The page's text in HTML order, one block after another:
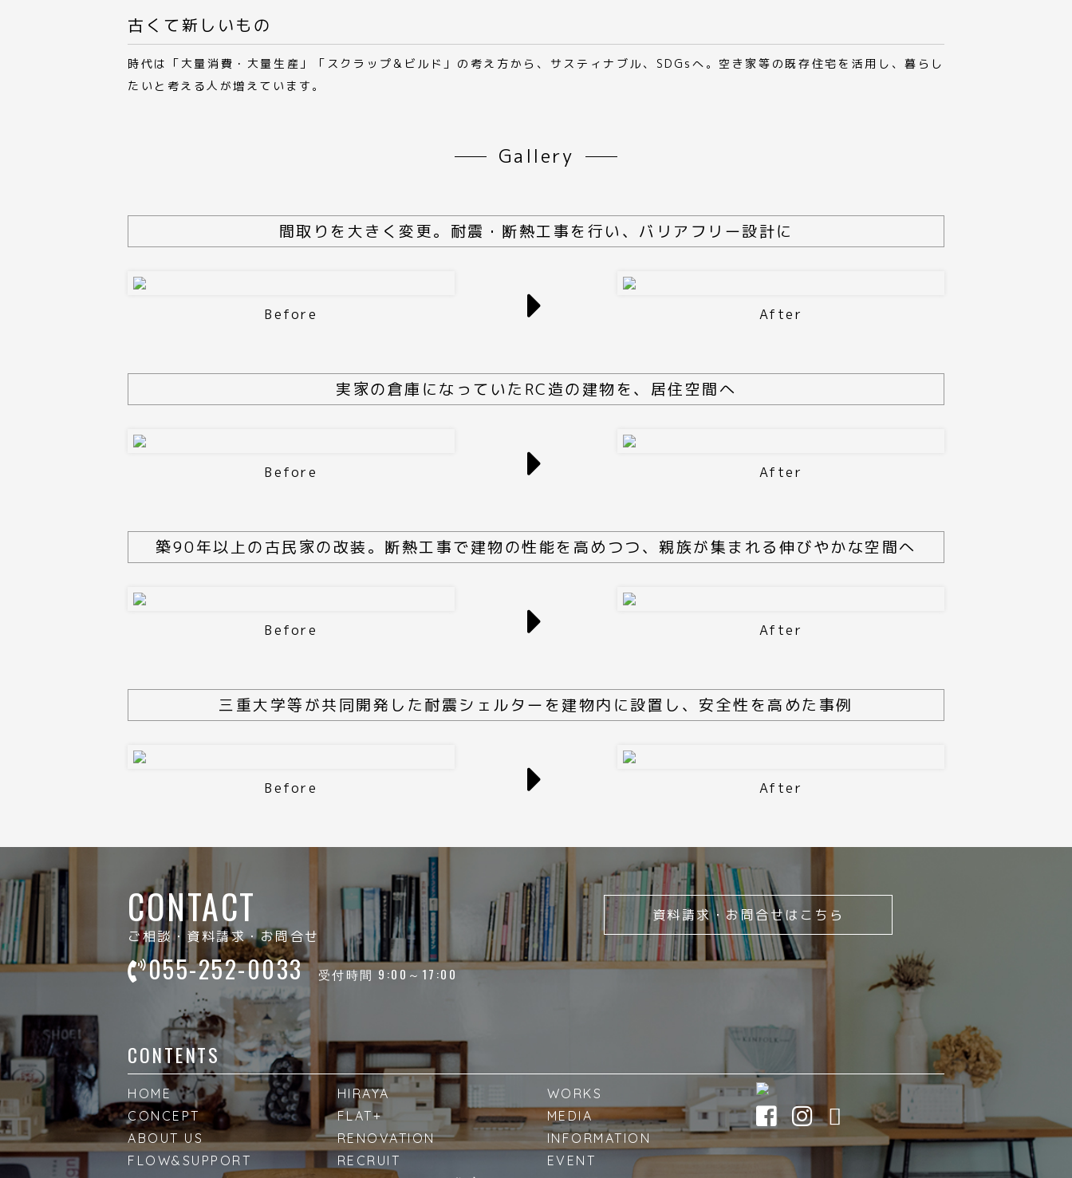
古くて新しいもの
時代は「大量消費・大量生産」「スクラップ&ビルド」の考え方から、サスティナブル、SDGsへ。空き家等の既存住宅を活用し、暮らし
たいと考える人が増えています。
Gallery
間取りを大きく変更。耐震・断熱工事を行い、バリアフリー設計に
Before After
実家の倉庫になっていたRC造の建物を、居住空間へ
Before After
築90年以上の古民家の改装。断熱工事で建物の性能を高めつつ、親族が集まれる伸びやかな空間へ
Before After
三重大学等が共同開発した耐震シェルターを建物内に設置し、安全性を高めた事例
Before After
CONTACT
ご相談・資料請求・お問合せ
055-252-0033 受付時間 9:00～17:00
資料請求・お問合せはこちら
CONTENTS
HOME
CONCEPT
ABOUT US
FLOW&SUPPORT
HIRAYA
FLAT+
RENOVATION
RECRUIT
WORKS
MEDIA
INFORMATION
EVENT